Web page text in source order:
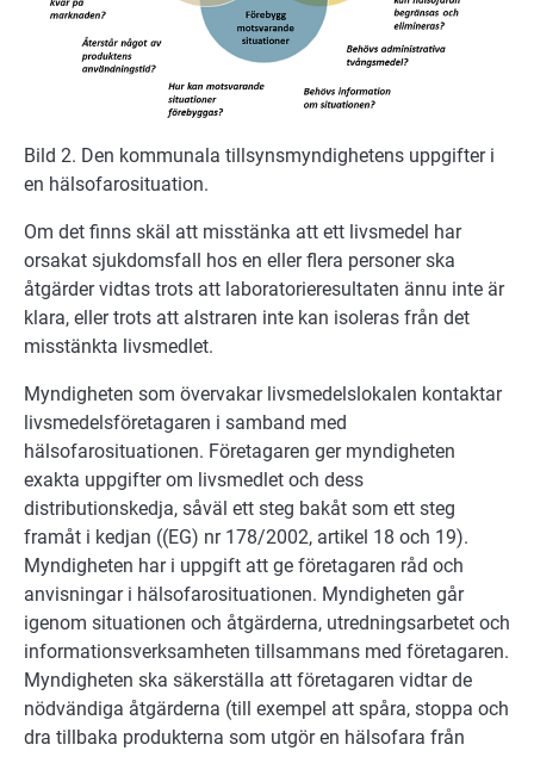
Bild 2. Den kommunala tillsynsmyndighetens uppgifter i
en hälsofarosituation.
Om det finns skäl att misstänka att ett livsmedel har
orsakat sjukdomsfall hos en eller flera personer ska
åtgärder vidtas trots att laboratorieresultaten ännu inte är
klara, eller trots att alstraren inte kan isoleras från det
misstänkta livsmedlet.
Myndigheten som övervakar livsmedelslokalen kontaktar
livsmedelsföretagaren i samband med
hälsofarosituationen. Företagaren ger myndigheten
exakta uppgifter om livsmedlet och dess
distributionskedja, såväl ett steg bakåt som ett steg
framåt i kedjan ((EG) nr 178/2002, artikel 18 och 19).
Myndigheten har i uppgift att ge företagaren råd och
anvisningar i hälsofarosituationen. Myndigheten går
igenom situationen och åtgärderna, utredningsarbetet och
informationsverksamheten tillsammans med företagaren.
Myndigheten ska säkerställa att företagaren vidtar de
nödvändiga åtgärderna (till exempel att spåra, stoppa och
dra tillbaka produkterna som utgör en hälsofara från